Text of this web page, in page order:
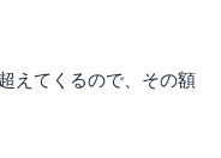
えてくるので、その額